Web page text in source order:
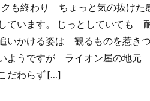
も終わり ちょっと気の抜け
います。 じっとしていても
かける姿は 観るものを惹き
ようですが ライオン屋の地元
だわらず […]